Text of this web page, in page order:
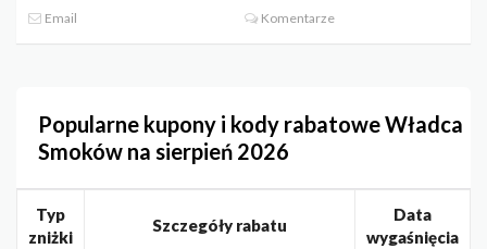
Email
Komentarze
Popularne kupony i kody rabatowe Władca
Smoków na sierpień 2026
Typ
zniżki
Szczegóły rabatu
Data
wygaśnięcia